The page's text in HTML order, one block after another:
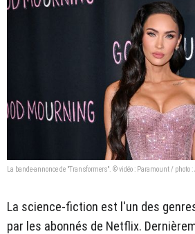
La bande-annonce de "Transformers". © vidéo : Paramount / photo :
La science-fiction est l'un des
par les abonnés de Netflix.